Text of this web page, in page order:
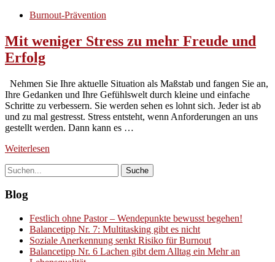
Burnout-Prävention
Mit weniger Stress zu mehr Freude und
Erfolg
Nehmen Sie Ihre aktuelle Situation als Maßstab und fangen Sie an,
Ihre Gedanken und Ihre Gefühlswelt durch kleine und einfache
Schritte zu verbessern. Sie werden sehen es lohnt sich. Jeder ist ab
und zu mal gestresst. Stress entsteht, wenn Anforderungen an uns
gestellt werden. Dann kann es …
Weiterlesen
Blog
Festlich ohne Pastor – Wendepunkte bewusst begehen!
Balancetipp Nr. 7: Multitasking gibt es nicht
Soziale Anerkennung senkt Risiko für Burnout
Balancetipp Nr. 6 Lachen gibt dem Alltag ein Mehr an